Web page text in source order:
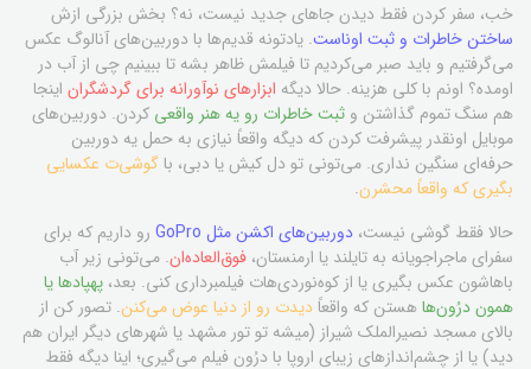
خب، سفر کردن فقط دیدن جاهای جدید نیست، نه؟ بخش بزرگی ازش
ساختن خاطرات و ثبت اوناست. یادتونه قدیم‌ها با دوربین‌های آنالوگ عکس
می‌گرفتیم و باید صبر می‌کردیم تا فیلمش ظاهر بشه تا ببینیم چی از آب در
اومده؟ اونم با کلی هزینه. حالا دیگه ابزارهای نوآورانه برای گردشگران اینجا
هم سنگ تموم گذاشتن و ثبت خاطرات رو یه هنر واقعی کردن. دوربین‌های
موبایل اونقدر پیشرفت کردن که دیگه واقعاً نیازی به حمل یه دوربین
حرفه‌ای سنگین نداری. می‌تونی تو دل کیش یا دبی، باگوشی‌ت عکسایی
بگیری که واقعاً محشرن.
حالا فقط گوشی نیست، دوربین‌های اکشن مثل GoPro
رو داریم که برای
سفرای ماجراجویانه به تایلند یا ارمنستان، فوق‌العاده‌ان. می‌تونی زیر آب
باهاشون عکس بگیری یا از کوه‌نوردی‌هات فیلمبرداری کنی. بعد، پهپادها یا
همون درُون‌ها هستن که واقعاًدیدت رو از دنیا عوض می‌کنن. تصور کن از
بالای مسجد نصیرالملک شیراز (میشه تو تور مشهد یا شهرهای دیگر ایران هم
دید) یا از چشم‌اندازهای زیبای اروپا با درُون فیلم می‌گیری؛ اینا دیگه فقط